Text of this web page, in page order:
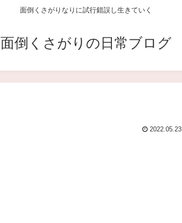
面倒くさがりなりに試行錯誤し生きていく
面倒くさがりの日常ブログ
2022.05.23